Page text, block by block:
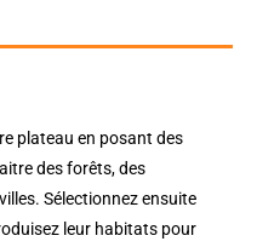
plateau en posant des
des forêts, des
Sélectionnez ensuite
leur habitats pour